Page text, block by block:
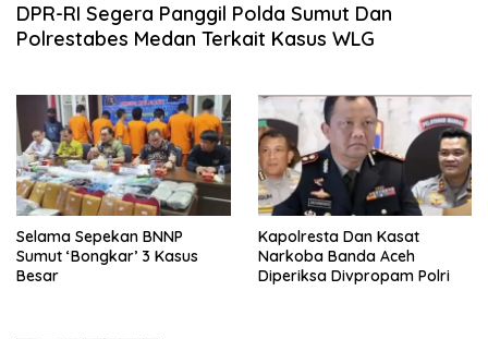
DPR-RI Segera Panggil Polda Sumut Dan
Polrestabes Medan Terkait Kasus WLG
Selama Sepekan BNNP
Sumut ‘Bongkar’ 3 Kasus
Besar
Kapolresta Dan Kasat
Narkoba Banda Aceh
Diperiksa Divpropam Polri